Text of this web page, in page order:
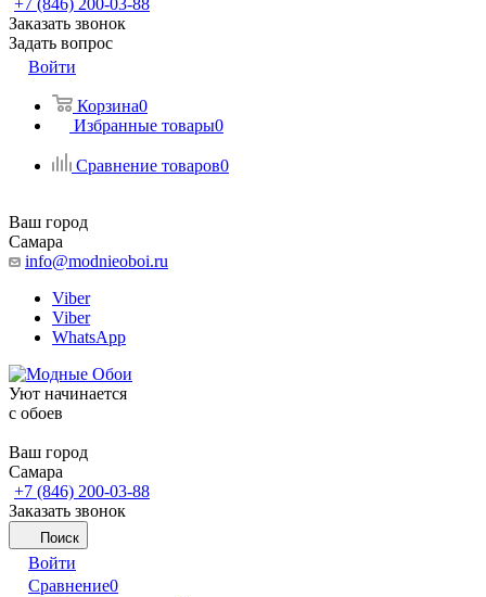
+7 (846) 200-03-88
Заказать звонок
Задать вопрос
Войти
Корзина0
Избранные товары0
Сравнение товаров0
Ваш город
Самара
info@modnieoboi.ru
Viber
Viber
WhatsApp
Уют начинается
c обоев
Ваш город
Самара
+7 (846) 200-03-88
Заказать звонок
Поиск
Войти
Сравнение0